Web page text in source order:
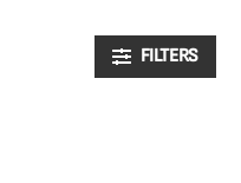
FILTERS